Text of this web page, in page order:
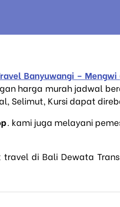
Banyuwangi –
harga murah jadwal
Selimut, Kursi dapat
. kami juga melayani
di Bali Dewata